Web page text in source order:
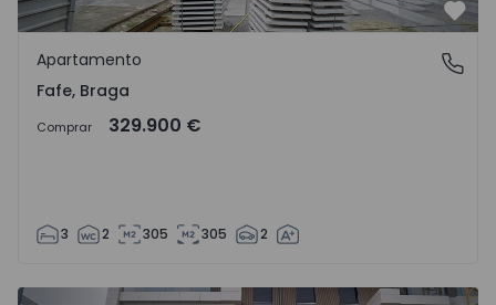
Fafe, Braga
Apartamento
Fafe, Braga
Comprar 329.900 €
3 2 305 305 2